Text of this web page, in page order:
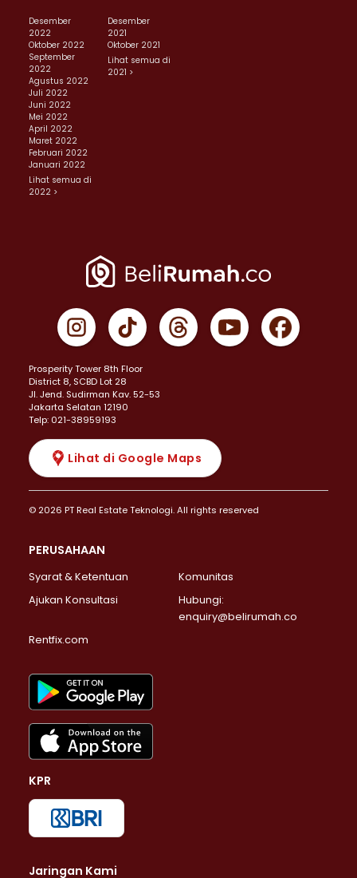
Desember
2022
Oktober 2022
September
2022
Agustus 2022
Juli 2022
Juni 2022
Mei 2022
April 2022
Maret 2022
Februari 2022
Januari 2022
Lihat semua di
2022 >
Desember
2021
Oktober 2021
Lihat semua di
2021 >
Prosperity Tower 8th Floor
District 8, SCBD Lot 28
JI. Jend. Sudirman Kav. 52-53
Jakarta Selatan 12190
Telp: 021-38959193
Lihat di Google Maps
© 2026 PT Real Estate Teknologi. All rights reserved
PERUSAHAAN
Syarat & Ketentuan
Komunitas
Ajukan Konsultasi
Hubungi:
enquiry@belirumah.co
Rentfix.com
KPR
Jaringan Kami